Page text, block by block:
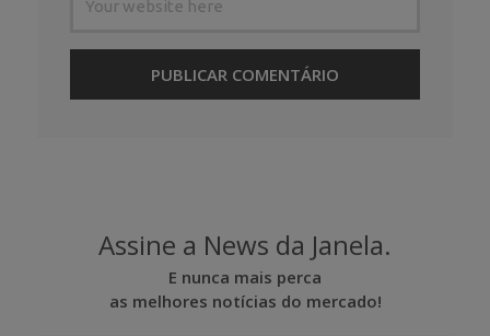
Assine a News da Janela.
E nunca mais perca
as melhores notícias do mercado!